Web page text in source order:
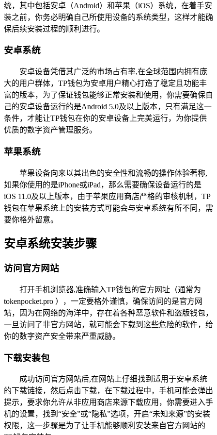
统，其中包括安卓（Android）和苹果（iOS）系统，在着手安
装之前，你务必明确自己所使用设备的系统类型，这样才能确
保后续安装过程的顺利进行。
安卓系统
安卓设备凭借其广泛的市场占有率,在全球范围内拥有庞
大的用户群体，TP钱包为安卓用户精心打造了稳定且功能丰
富的版本，为了保证钱包能够正常安装和使用，你需要确保自
己的安卓设备运行的是Android 5.0及以上版本，只有满足这一
条件，才能让TP钱包在你的安卓设备上完美运行，为你提供
优质的数字资产管理服务。
苹果系统
苹果设备向来以其出色的安全性和流畅的操作体验著称,
如果你使用的是iPhone或iPad，那么需要确保设备运行的是
iOS 11.0及以上版本，由于苹果应用商店严格的审核机制，TP
钱包在苹果系统上的安装方式可能会与安卓系统有所不同，需
要你格外留意。
安卓系统安装步骤
访问官方网站
打开手机浏览器,准确输入TP钱包的官方网址（通常为
tokenpocket.pro ），一定要格外谨慎，确保访问的是官方网
站，因为在网络的海洋中，存在着各种恶意软件和盗版钱包，
一旦访问了非官方网站，就可能会下载到这些危险的软件，给
你的数字资产安全带来严重威胁。
下载安装包
成功访问官方网站后,在网站上仔细找到适用于安卓系统
的下载链接，然后点击下载，在下载过程中，手机可能会弹出
提示，要求你允许从非应用商店来源下载应用，你需要进入手
机的设置，找到“安全”或“隐私”选项，开启“未知来源”的安装
权限，这一步骤是为了让手机能够顺利安装来自官方网站的